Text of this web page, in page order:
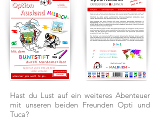
Hast du Lust auf ein weiteres Abenteuer
mit unseren beiden Freunden Opti und
Tuca?